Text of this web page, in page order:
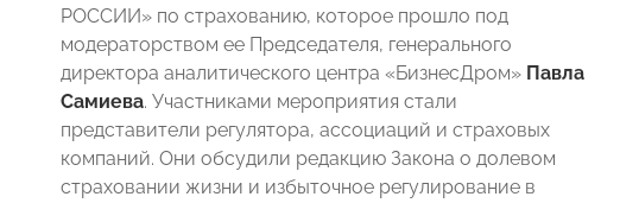
РОССИИ» по страхованию, которое прошло под
модераторством ее Председателя, генерального
директора аналитического центра «БизнесДром» Павла
Самиева. Участниками мероприятия стали
представители регулятора, ассоциаций и страховых
компаний. Они обсудили редакцию Закона о долевом
страховании жизни и избыточное регулирование в